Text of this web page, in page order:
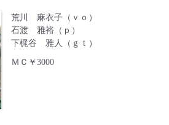
荒川 麻衣子（ｖｏ）
石渡 雅裕（ｐ）
下梶谷 雅人（ｇｔ）
ＭＣ￥3000